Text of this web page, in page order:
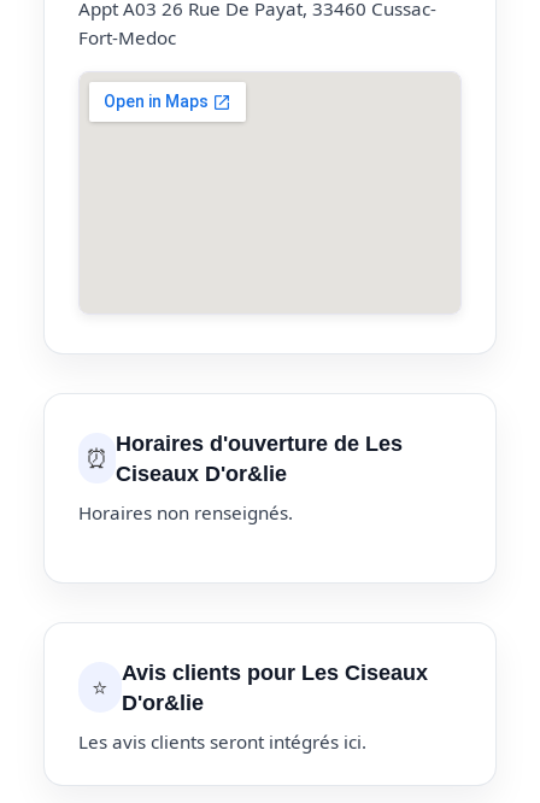
Appt A03 26 Rue De Payat, 33460 Cussac-
Fort-Medoc
⏰ Horaires d'ouverture de Les
Ciseaux D'or&lie
Horaires non renseignés.
⭐
Avis clients pour Les Ciseaux
D'or&lie
Les avis clients seront intégrés ici.